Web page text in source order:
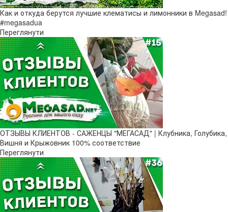
Как и откуда берутся лучшие клематисы и лимонники в Megasad!
#megasadua
Переглянути
ОТЗЫВЫ КЛИЕНТОВ - САЖЕНЦЫ "МЕГАСАД" | Клубника, Голубика,
Вишня и Крыжовник 100% соответствие
Переглянути